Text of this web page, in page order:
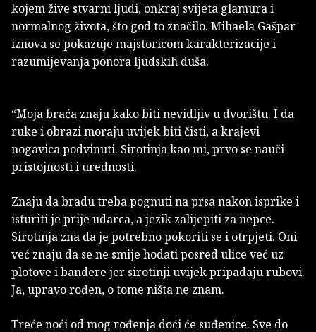
kojem žive stvarni ljudi, onkraj svijeta glamura i
normalnog života, što god to značilo. Mihaela Gašpar
iznova se pokazuje majstoricom karakterizacije i
razumijevanja ponora ljudskih duša.
“Moja braća znaju kako biti nevidljiv u dvorištu. I da
ruke i obrazi moraju uvijek biti čisti, a krajevi
nogavica podvinuti. Sirotinja kao mi, prvo se nauči
pristojnosti i urednosti.
Znaju da bradu treba pognuti na prsa nakon isprike i
isturiti je prije udarca, a jezik zalijepiti za nepce.
Sirotinja zna da je potrebno pokoriti se i otrpjeti. Oni
već znaju da se ne smije hodati posred ulice već uz
plotove i bandere jer sirotinji uvijek pripadaju rubovi.
Ja, upravo rođen, o tome ništa ne znam.
Treće noći od mog rođenja doći će suđenice. Sve do